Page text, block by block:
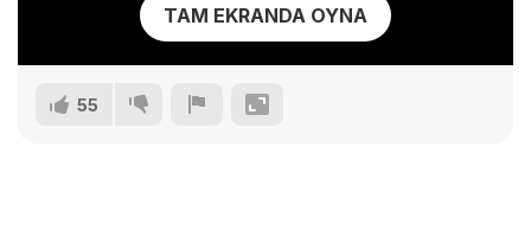
TAM EKRANDA OYNA
55